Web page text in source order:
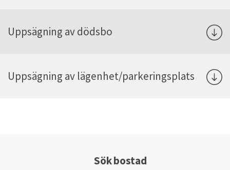
Uppsägning av dödsbo
Uppsägning av lägenhet/parkeringsplats
Sök bostad